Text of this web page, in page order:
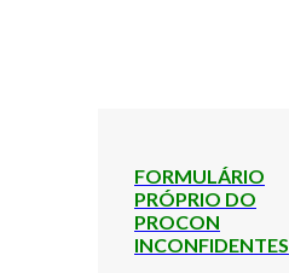
FORMULÁRIO
PRÓPRIO DO
PROCON
INCONFIDENTES